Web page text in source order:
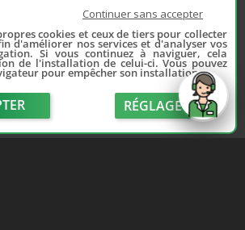
Continuer sans accepter
cookies et ceux de tiers pour collecter
d'améliorer nos services et d'analyser vos
Si vous continuez à naviguer, cela
de l'installation de celui-ci. Vous pouvez
pour empêcher son installation.
RÉGLAGE